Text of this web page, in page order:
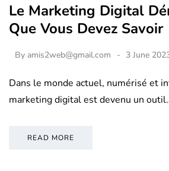
Le Marketing Digital
Que Vous Devez Savoir
By amis2web@gmail.com 3 June
Dans le monde actuel, numérisé et
marketing digital est devenu un
READ MORE